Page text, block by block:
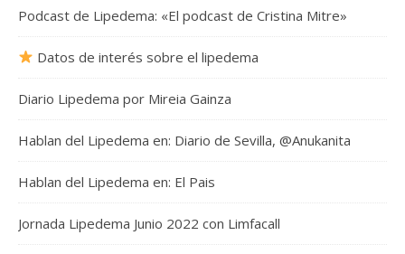
Podcast de Lipedema: «El podcast de Cristina Mitre»
Datos de interés sobre el lipedema
Diario Lipedema por Mireia Gainza
Hablan del Lipedema en: Diario de Sevilla, @Anukanita
Hablan del Lipedema en: El Pais
Jornada Lipedema Junio 2022 con Limfacall